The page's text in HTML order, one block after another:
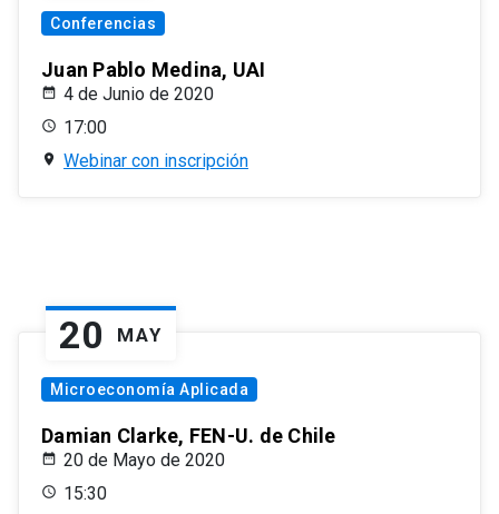
Conferencias
Juan Pablo Medina, UAI
4 de Junio de 2020
17:00
Webinar con inscripción
20 MAY
Microeconomía Aplicada
Damian Clarke, FEN-U. de Chile
20 de Mayo de 2020
15:30